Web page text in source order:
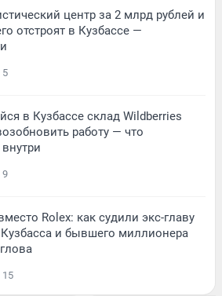
центр за 2 млрд рублей и
отстроят в Кузбассе —
5
в Кузбассе склад Wildberries
работу — что
9
Rolex: как судили экс-главу
и бывшего миллионера
15